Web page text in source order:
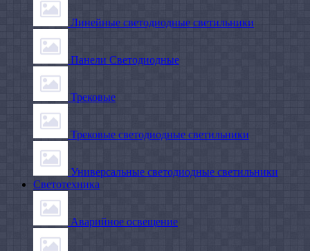
Линейные светодиодные светильники
Панели Светодиодные
Трековые
Трековые светодиодные светильники
Универсальные светодиодные светильники
Светотехника
Аварийное освещение